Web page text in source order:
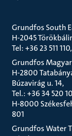
Grundfos South
H-2045
Tel: +36 23 511
Grundfos
H-2800
Búzavirág u. 14
Tel.: +36 34 520
H-8000
801
Grundfos Water